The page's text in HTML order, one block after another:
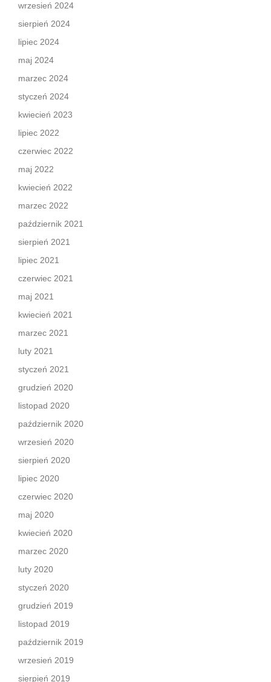
wrzesień 2024
sierpień 2024
lipiec 2024
maj 2024
marzec 2024
styczeń 2024
kwiecień 2023
lipiec 2022
czerwiec 2022
maj 2022
kwiecień 2022
marzec 2022
październik 2021
sierpień 2021
lipiec 2021
czerwiec 2021
maj 2021
kwiecień 2021
marzec 2021
luty 2021
styczeń 2021
grudzień 2020
listopad 2020
październik 2020
wrzesień 2020
sierpień 2020
lipiec 2020
czerwiec 2020
maj 2020
kwiecień 2020
marzec 2020
luty 2020
styczeń 2020
grudzień 2019
listopad 2019
październik 2019
wrzesień 2019
sierpień 2019